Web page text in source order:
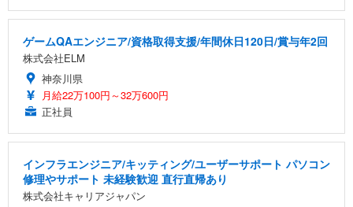
ゲームQAエンジニア/資格取得支援/年間休日120日/賞与年2回
株式会社ELM
神奈川県
月給22万100円～32万600円
正社員
インフラエンジニア/キッティング/ユーザーサポート パソコン
修理やサポート 未経験歓迎 直行直帰あり
株式会社キャリアジャパン